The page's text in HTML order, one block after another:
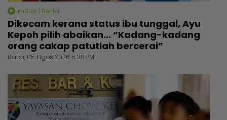
mStar | Berita
Dikecam kerana status ibu tunggal, Ayu
Kepoh pilih abaikan... “Kadang-kadang
orang cakap patutlah bercerai”
Rabu, 05 Ogos 2026 5:30 PM